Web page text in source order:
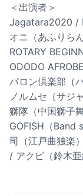
＜出演者＞
Jagatara2020 /
オニ（あふりらん
ROTARY
ODODO
バロン倶楽部（
ノルムセ（サジ
獅隊（中国獅子
GOFISH（Band
司（江戸曲独楽
/ アクビ（鈴木亜